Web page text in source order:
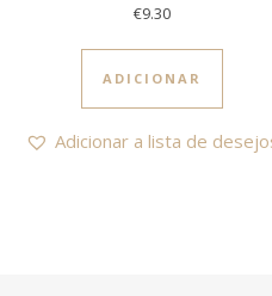
€9.30
ADICIONAR
Adicionar a lista de